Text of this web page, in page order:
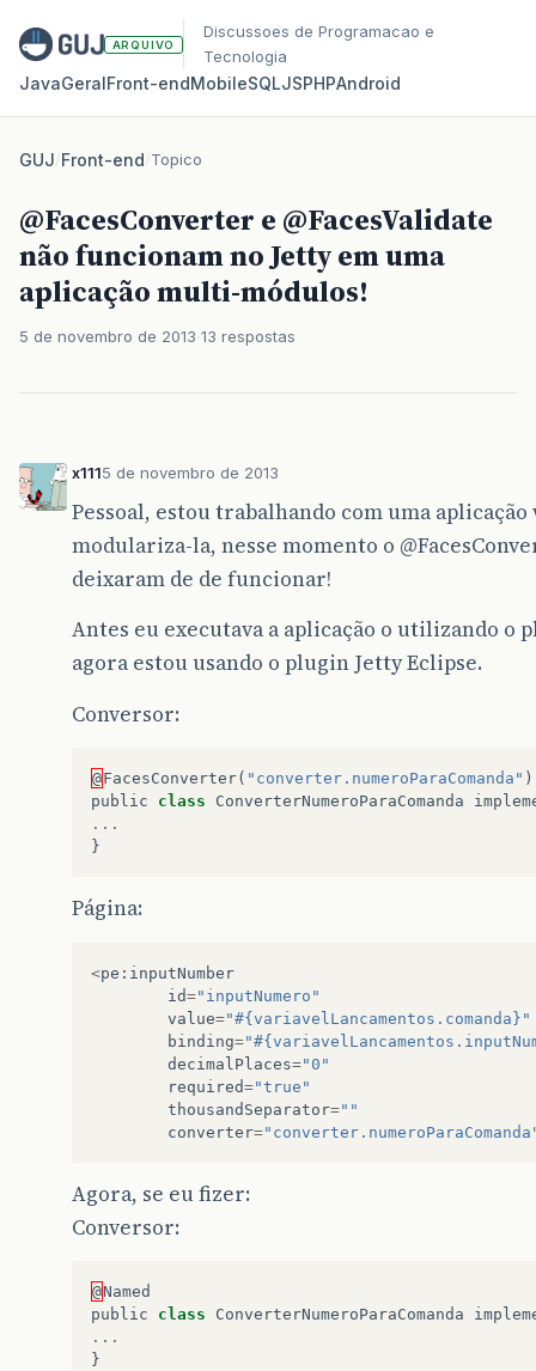
ARQUIVO
Discussoes de Programacao e
Tecnologia
JavaGeralFront‑endMobileSQLJSPHPAndroid
GUJ/Front-end/Topico
@FacesConverter e @FacesValidate
não funcionam no Jetty em uma
aplicação multi-módulos!
5 de novembro de 2013 13 respostas
x1115 de novembro de 2013
Pessoal, estou trabalhando com uma
modulariza-la, nesse momento o
deixaram de de funcionar!
Antes eu executava a aplicação o utilizando o
agora estou usando o plugin Jetty Eclipse.
Conversor:
@FacesConverter( "converter.numeroParaComanda" )
public
class ConverterNumeroParaComanda
...
}
Página:
<pe : inputNumber
id="inputNumero"
value="#{variavelLancamentos.comanda}"
binding=
decimalPlaces="0"
required="true"
thousandSeparator=""
converter=
Agora, se eu fizer:
Conversor:
@Named
public
class ConverterNumeroParaComanda
...
}